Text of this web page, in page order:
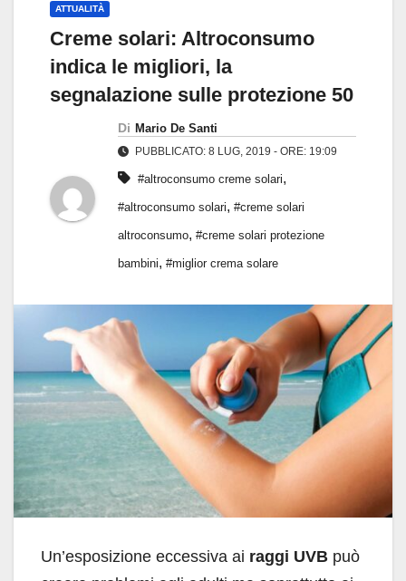
ATTUALITÀ
Creme solari: Altroconsumo
indica le migliori, la
segnalazione sulle protezione 50
Di Mario De Santi
PUBBLICATO: 8 LUG, 2019 - ORE: 19:09
#altroconsumo creme solari,
#altroconsumo solari, #creme solari
altroconsumo, #creme solari protezione
bambini, #miglior crema solare
Un’esposizione eccessiva ai raggi UVB può